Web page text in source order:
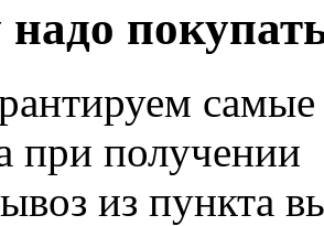
при получении
из пункта